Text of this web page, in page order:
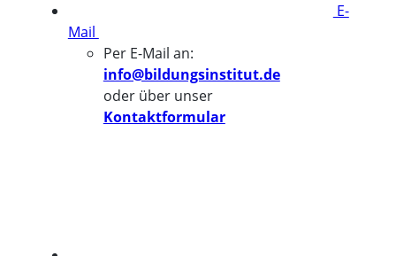
E-
Mail
Per E-Mail an:
info@bildungsinstitut.de
oder über unser
Kontaktformular